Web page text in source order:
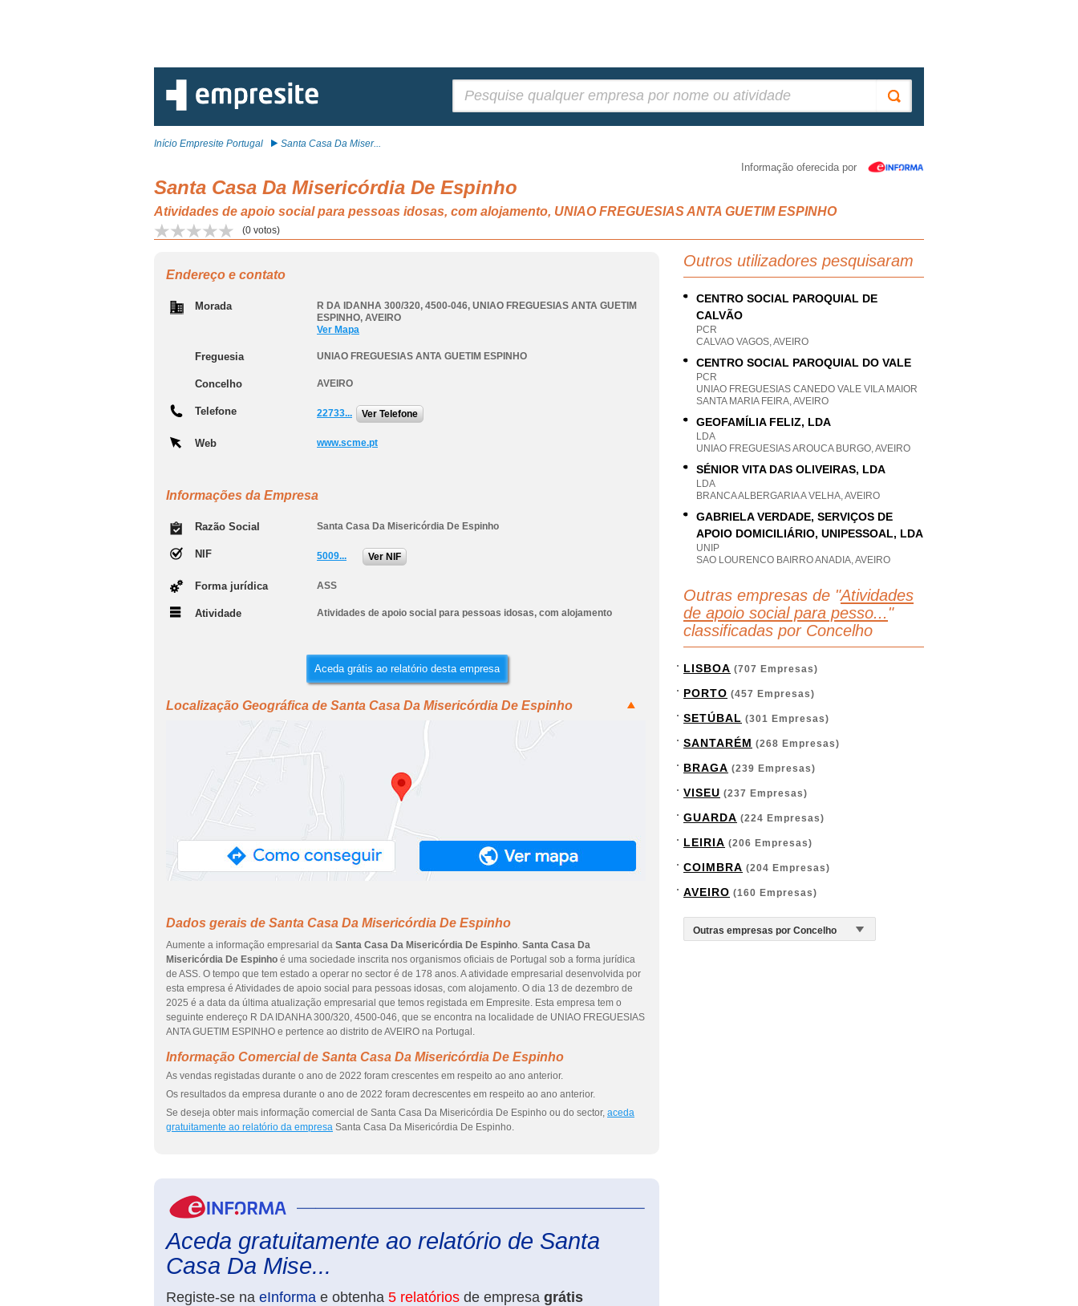
Início Empresite Portugal Santa Casa Da Miser...
Informação oferecida por
Santa Casa Da Misericórdia De Espinho
Atividades de apoio social para pessoas idosas, com alojamento, UNIAO FREGUESIAS ANTA GUETIM ESPINHO
(0 votos)
Endereço e contato
Morada R DA IDANHA 300/320, 4500-046, UNIAO FREGUESIAS ANTA GUETIM
ESPINHO, AVEIRO
Ver Mapa
Freguesia UNIAO FREGUESIAS ANTA GUETIM ESPINHO
Concelho AVEIRO
Telefone 22733... Ver Telefone
Web www.scme.pt
Informações da Empresa
Razão Social Santa Casa Da Misericórdia De Espinho
NIF 5009... Ver NIF
Forma jurídica ASS
Atividade Atividades de apoio social para pessoas idosas, com alojamento
Aceda grátis ao relatório desta empresa
Localização Geográfica de Santa Casa Da Misericórdia De Espinho
Dados gerais de Santa Casa Da Misericórdia De Espinho
Aumente a informação empresarial da Santa Casa Da Misericórdia De Espinho. Santa Casa Da
Misericórdia De Espinho é uma sociedade inscrita nos organismos oficiais de Portugal sob a forma jurídica
de ASS. O tempo que tem estado a operar no sector é de 178 anos. A atividade empresarial desenvolvida por
esta empresa é Atividades de apoio social para pessoas idosas, com alojamento. O dia 13 de dezembro de
2025 é a data da última atualização empresarial que temos registada em Empresite. Esta empresa tem o
seguinte endereço R DA IDANHA 300/320, 4500-046, que se encontra na localidade de UNIAO FREGUESIAS
ANTA GUETIM ESPINHO e pertence ao distrito de AVEIRO na Portugal.
Informação Comercial de Santa Casa Da Misericórdia De Espinho
As vendas registadas durante o ano de 2022 foram crescentes em respeito ao ano anterior.
Os resultados da empresa durante o ano de 2022 foram decrescentes em respeito ao ano anterior.
Se deseja obter mais informação comercial de Santa Casa Da Misericórdia De Espinho ou do sector, aceda
gratuitamente ao relatório da empresa Santa Casa Da Misericórdia De Espinho.
Aceda gratuitamente ao relatório de Santa
Casa Da Mise...
Registe-se na eInforma e obtenha 5 relatórios de empresa grátis
Outros utilizadores pesquisaram
CENTRO SOCIAL PAROQUIAL DE
CALVÃO
PCR
CALVAO VAGOS, AVEIRO
CENTRO SOCIAL PAROQUIAL DO VALE
PCR
UNIAO FREGUESIAS CANEDO VALE VILA MAIOR
SANTA MARIA FEIRA, AVEIRO
GEOFAMÍLIA FELIZ, LDA
LDA
UNIAO FREGUESIAS AROUCA BURGO, AVEIRO
SÉNIOR VITA DAS OLIVEIRAS, LDA
LDA
BRANCA ALBERGARIA A VELHA, AVEIRO
GABRIELA VERDADE, SERVIÇOS DE
APOIO DOMICILIÁRIO, UNIPESSOAL, LDA
UNIP
SAO LOURENCO BAIRRO ANADIA, AVEIRO
Outras empresas de "Atividades
de apoio social para pesso... "
classificadas por Concelho
LISBOA (707 Empresas)
PORTO (457 Empresas)
SETÚBAL (301 Empresas)
SANTARÉM (268 Empresas)
BRAGA (239 Empresas)
VISEU (237 Empresas)
GUARDA (224 Empresas)
LEIRIA (206 Empresas)
COIMBRA (204 Empresas)
AVEIRO (160 Empresas)